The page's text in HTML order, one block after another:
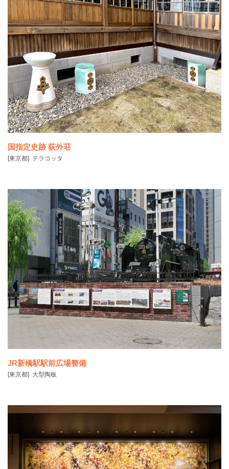
武蔵国分寺を構成する金堂・講堂など主要建物の中軸線を大切にしつ
つ、武蔵国分寺が造
国の史跡「荻外荘」は、政治の方向を決める重要な会議が多数行われ
た場所です。この度
国指定史跡 荻外荘
[東京都] テラコッタ
JR新橋駅駅前広場整備
[東京都] 大型陶板